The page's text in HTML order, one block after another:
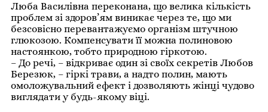
Люба Василівна переконана, що велика кількість
проблем зі здоров’ям виникає через те, що ми
безсовісно перевантажуємо організм штучною
глюкозою. Компенсувати її можна полиновою
настоянкою, тобто природною гіркотою.
– До речі, – відкриває один зі своїх секретів Любов
Березюк, – гіркі трави, а надто полин, мають
омоложувальний ефект і дозволяють жінці чудово
виглядати у будь-якому віці.